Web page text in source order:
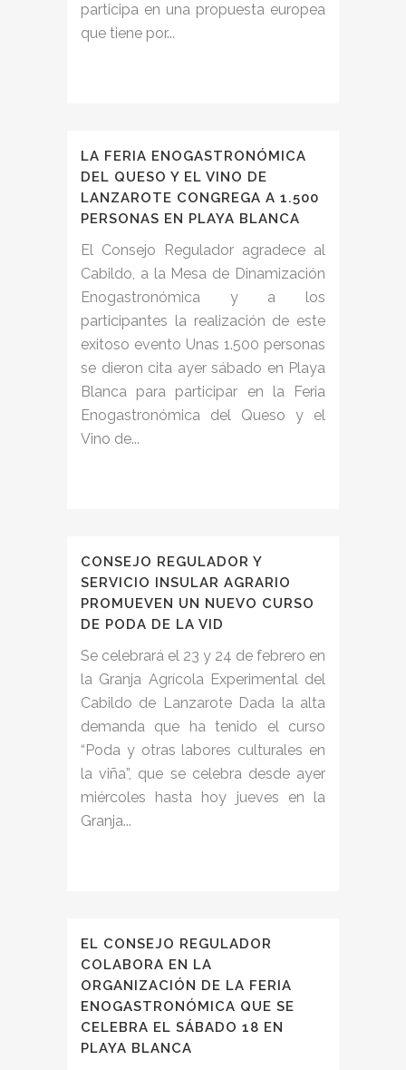
participa en una propuesta europea
que tiene por...
LA FERIA ENOGASTRONÓMICA
DEL QUESO Y EL VINO DE
LANZAROTE CONGREGA A 1.500
PERSONAS EN PLAYA BLANCA
El Consejo Regulador agradece al
Cabildo, a la Mesa de Dinamización
Enogastronómica y a los
participantes la realización de este
exitoso evento Unas 1.500 personas
se dieron cita ayer sábado en Playa
Blanca para participar en la Feria
Enogastronómica del Queso y el
Vino de...
CONSEJO REGULADOR Y
SERVICIO INSULAR AGRARIO
PROMUEVEN UN NUEVO CURSO
DE PODA DE LA VID
Se celebrará el 23 y 24 de febrero en
la Granja Agrícola Experimental del
Cabildo de Lanzarote Dada la alta
demanda que ha tenido el curso
“Poda y otras labores culturales en
la viña”, que se celebra desde ayer
miércoles hasta hoy jueves en la
Granja...
EL CONSEJO REGULADOR
COLABORA EN LA
ORGANIZACIÓN DE LA FERIA
ENOGASTRONÓMICA QUE SE
CELEBRA EL SÁBADO 18 EN
PLAYA BLANCA